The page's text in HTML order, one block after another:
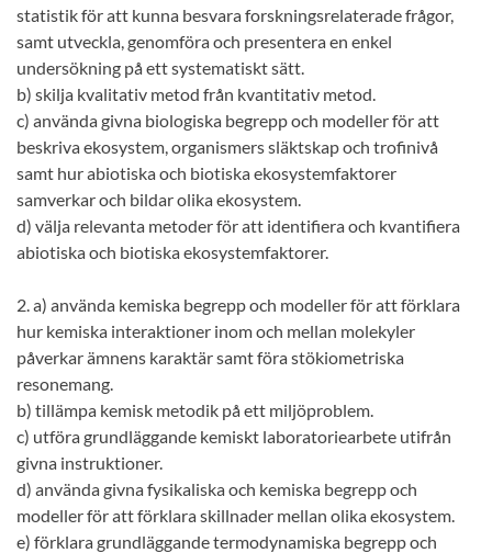
statistik för att kunna besvara forskningsrelaterade frågor,
samt utveckla, genomföra och presentera en enkel
undersökning på ett systematiskt sätt.
b) skilja kvalitativ metod från kvantitativ metod.
c) använda givna biologiska begrepp och modeller för att
beskriva ekosystem, organismers släktskap och trofinivå
samt hur abiotiska och biotiska ekosystemfaktorer
samverkar och bildar olika ekosystem.
d) välja relevanta metoder för att identifiera och kvantifiera
abiotiska och biotiska ekosystemfaktorer.
2. a) använda kemiska begrepp och modeller för att förklara
hur kemiska interaktioner inom och mellan molekyler
påverkar ämnens karaktär samt föra stökiometriska
resonemang.
b) tillämpa kemisk metodik på ett miljöproblem.
c) utföra grundläggande kemiskt laboratoriearbete utifrån
givna instruktioner.
d) använda givna fysikaliska och kemiska begrepp och
modeller för att förklara skillnader mellan olika ekosystem.
e) förklara grundläggande termodynamiska begrepp och